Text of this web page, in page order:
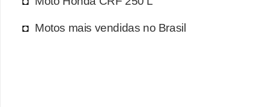
Motos mais vendidas no Brasil